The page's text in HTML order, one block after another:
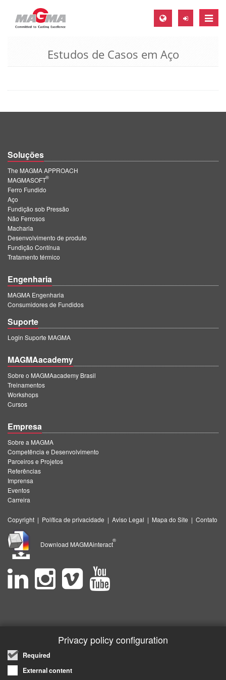
Toggle
MAGMA Europa, Alemanha
EN
ES
MAGMA Asia Pacific Pte ltd., Singapura
EN
MAGMA América do Sul, Brasil
PT
ES
MAGMA Turquia
EN
TR
EN
MAGMA Índia
EN
MAGMA Coréia
Estudos de Casos em Aço
Soluções
The MAGMA APPROACH
MAGMASOFT
®
Ferro Fundido
Aço
Fundição sob Pressão
Não Ferrosos
Macharia
Desenvolvimento de produto
Fundição Contínua
Tratamento térmico
Engenharia
MAGMA Engenharia
Consumidores de Fundidos
Suporte
Login Suporte MAGMA
MAGMAacademy
Sobre o MAGMAacademy Brasil
Treinamentos
Workshops
Cursos
Empresa
Sobre a MAGMA
Competência e Desenvolvimento
Parceiros e Projetos
Referências
Imprensa
Eventos
Carreira
Copyright | Política de privacidade | Aviso Legal | Mapa do Site | Contato
Download MAGMAinteract
®
Privacy policy configuration
Required
External content